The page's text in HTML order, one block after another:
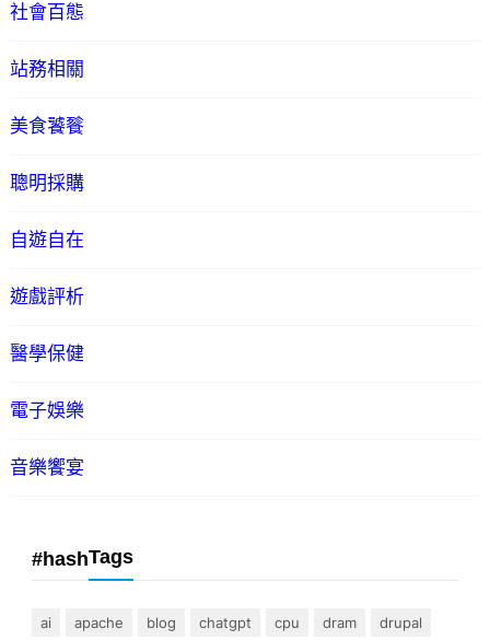
社會百態
站務相關
美食饕餮
聰明採購
自遊自在
遊戲評析
醫學保健
電子娛樂
音樂饗宴
#hashTags
ai apache blog chatgpt cpu dram
drupal